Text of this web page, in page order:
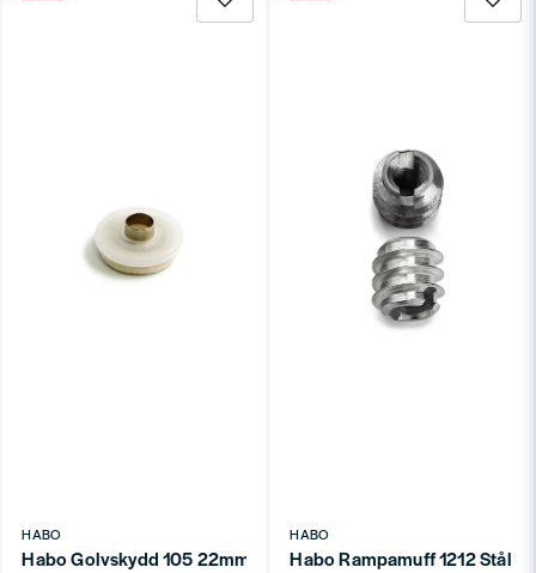
HABO
Habo Golvskydd 105 22mm SB
HABO
Habo Rampamuff 1212 Stål